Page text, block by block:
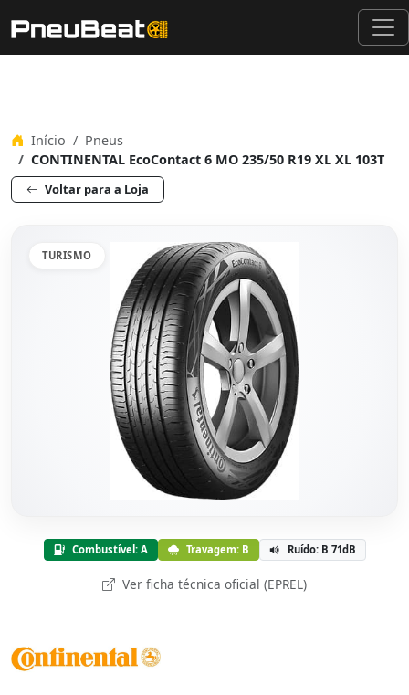
Início
Pneus
CONTINENTAL EcoContact 6 MO 235/50 R19 XL XL 103T
Voltar para a Loja
TURISMO
Combustível: A Travagem: B Ruído: B 71dB
Ver ficha técnica oficial (EPREL)